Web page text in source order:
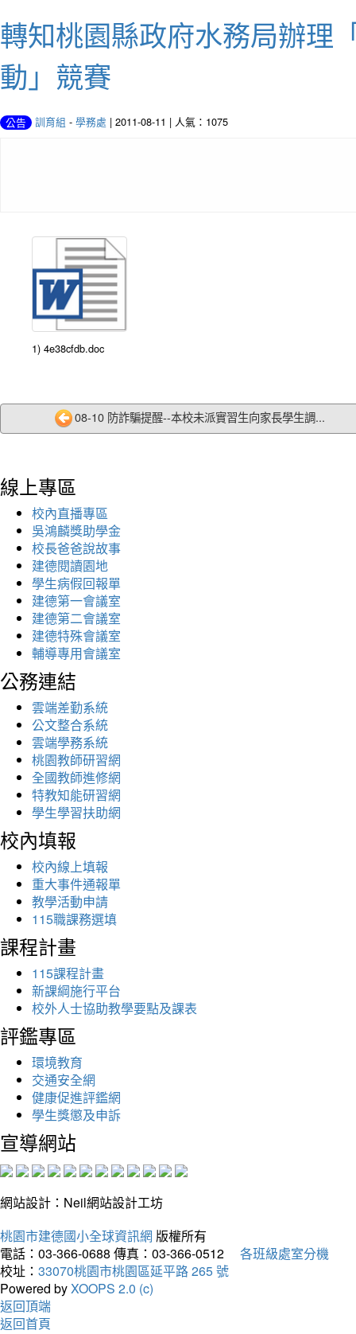
轉知桃園縣政府水務局辦理
動」競賽
公告 訓育組 - 學務處 | 2011-08-11 | 人氣：1075
1) 4e38cfdb.doc
08-10 防詐騙提醒--本校未派實習生向家長學生調...
線上專區
校內直播專區
吳鴻麟獎助學金
校長爸爸說故事
建德閱讀園地
學生病假回報單
建德第一會議室
建德第二會議室
建德特殊會議室
輔導專用會議室
公務連結
雲端差勤系統
公文整合系統
雲端學務系統
桃園教師研習網
全國教師進修網
特教知能研習網
學生學習扶助網
校內填報
校內線上填報
重大事件通報單
教學活動申請
115職課務選填
課程計畫
115課程計畫
新課綱施行平台
校外人士協助教學要點及課表
評鑑專區
環境教育
交通安全網
健康促進評鑑網
學生獎懲及申訴
宣導網站
網站設計：Neil網站設計工坊
桃園市建德國小全球資訊網 版權所有
電話：03-366-0688 傳真：03-366-0512
各班級處室分機
校址： 33070桃園市桃園區延平路 265 號
Powered byXOOPS 2.0 (c)
返回頂端
返回首頁